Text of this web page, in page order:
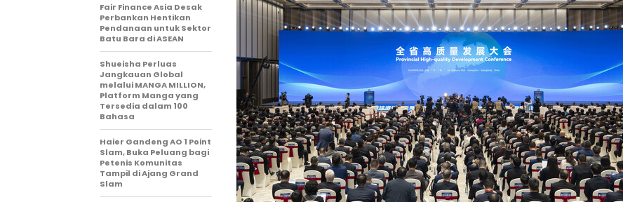
Fair Finance Asia Desak
Perbankan Hentikan
Pendanaan untuk Sektor
Batu Bara di ASEAN
Shueisha Perluas
Jangkauan Global
melalui MANGA MILLION,
Platform Manga yang
Tersedia dalam 100
Bahasa
Haier Gandeng AO 1 Point
Slam, Buka Peluang bagi
Petenis Komunitas
Tampil di Ajang Grand
Slam